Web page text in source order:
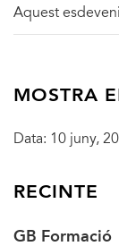
Aquest
MOSTRA
Data: 10 juny,
RECINTE
GB Formació